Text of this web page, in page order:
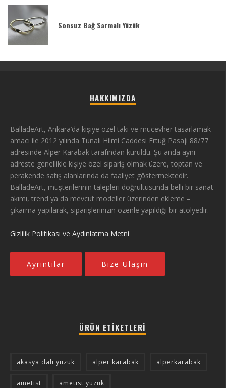
Sonsuz Bağ Sarmalı Yüzük
HAKKIMIZDA
BalladeArt, Ankara’da kişiye özel takı ve mücevher tasarlamak
amacı ile 2012 yılında Tunalı Hilmi Caddesi Ertuğ Pasajı 88/77
adresinde Alper Karabak tarafından kuruldu. Şu anda aynı
adreste genellikle kişiye özel sipariş olmak üzere, toptan ve
perakende satış alanlarında da faaliyet göstermektedir.
BalladeArt, müşterilerinin talepleri doğrultusunda belli bir sanat
akımı, trend ya da mevcut modeller üzerinden ekleme –
çıkarma yapılarak, siparişlerinizin özenle yapıldığı bir atölyedir.
Gizlilik Politikası ve Aydınlatma Metni
Ayrıntılar Bize Ulaşın
ÜRÜN ETIKETLERI
akasya dalı yüzük alper karabak alperkarabak
ametist ametist yüzük